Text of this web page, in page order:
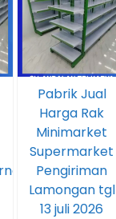
Pabrik Jual
Harga Rak
Minimarket
Supermarket
Pengiriman
Lamongan tgl
13 juli 2026